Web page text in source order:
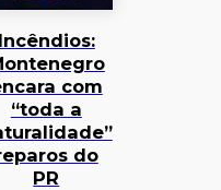
Incêndios:
com
“toda a
do
PR